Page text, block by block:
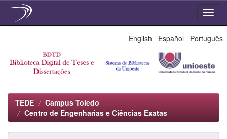
English Español Português
TEDE
Campus Toledo
Centro de Engenharias e Ciências Exatas